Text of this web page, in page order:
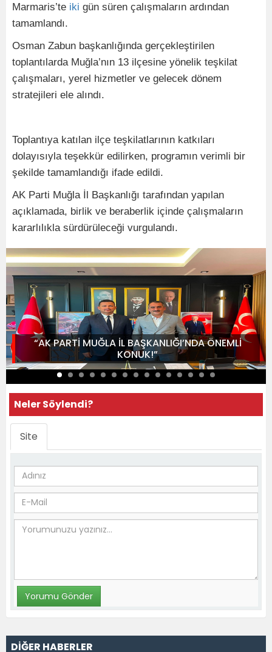
Marmaris’te iki gün süren çalışmaların ardından
tamamlandı.
Osman Zabun başkanlığında gerçekleştirilen
toplantılarda Muğla’nın 13 ilçesine yönelik teşkilat
çalışmaları, yerel hizmetler ve gelecek dönem
stratejileri ele alındı.
Toplantıya katılan ilçe teşkilatlarının katkıları
dolayısıyla teşekkür edilirken, programın verimli bir
şekilde tamamlandığı ifade edildi.
AK Parti Muğla İl Başkanlığı tarafından yapılan
açıklamada, birlik ve beraberlik içinde çalışmaların
kararlılıkla sürdürüleceği vurgulandı.
“AK PARTİ MUĞLA İL BAŞKANLIĞI’NDA ÖNEMLİ
KONUK!”
Neler Söylendi?
Site
DİĞER HABERLER